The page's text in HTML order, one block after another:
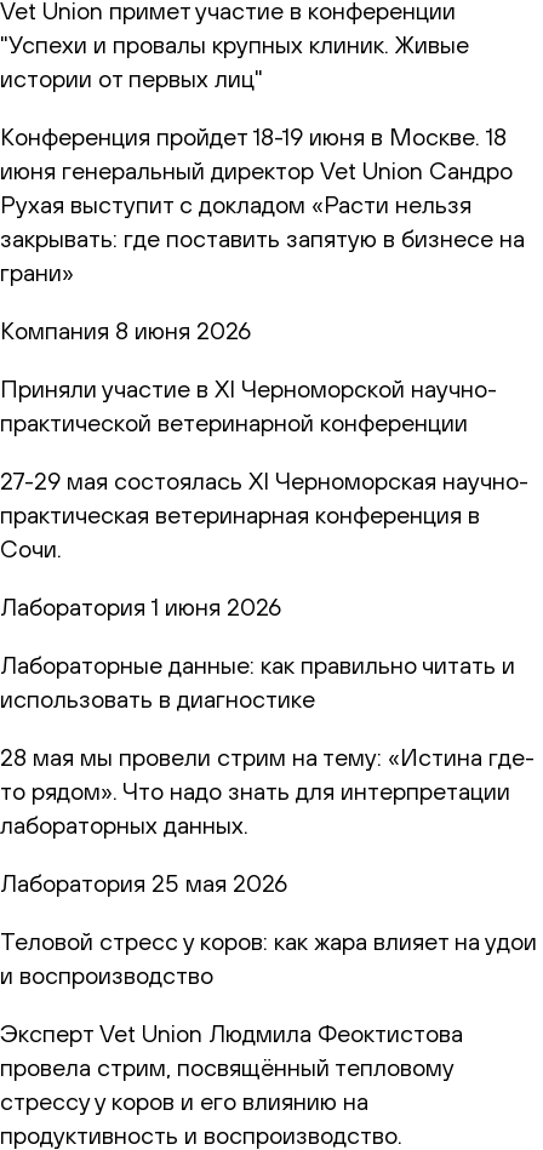
Vet Union примет участие в конференции
"Успехи и провалы крупных клиник. Живые
истории от первых лиц"
Конференция пройдет 18-19 июня в Москве. 18
июня генеральный директор Vet Union Сандро
Рухая выступит с докладом «Расти нельзя
закрывать: где поставить запятую в бизнесе на
грани»
Компания 8 июня 2026
Приняли участие в XI Черноморской научно-
практической ветеринарной конференции
27-29 мая состоялась XI Черноморская научно-
практическая ветеринарная конференция в
Сочи.
Лаборатория 1 июня 2026
Лабораторные данные: как правильно читать и
использовать в диагностике
28 мая мы провели стрим на тему: «Истина где-
то рядом». Что надо знать для интерпретации
лабораторных данных.
Лаборатория 25 мая 2026
Теловой стресс у коров: как жара влияет на удои
и воспроизводство
Эксперт Vet Union Людмила Феоктистова
провела стрим, посвящённый тепловому
стрессу у коров и его влиянию на
продуктивность и воспроизводство.